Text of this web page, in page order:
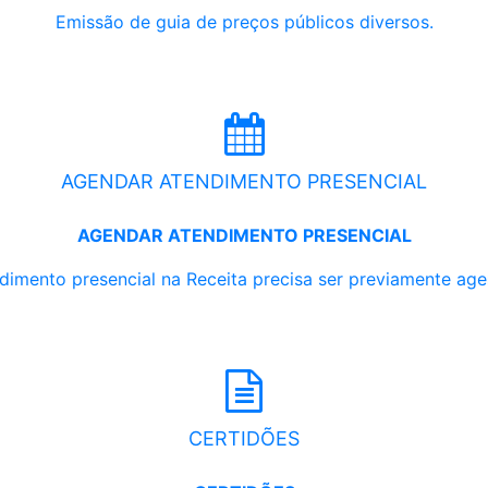
Emissão de guia de preços públicos diversos.
AGENDAR ATENDIMENTO PRESENCIAL
AGENDAR ATENDIMENTO PRESENCIAL
presencial na Receita precisa ser previamente
CERTIDÕES